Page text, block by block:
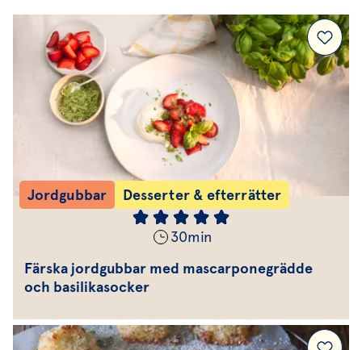
Jordgubbar Desserter & efterrätter
30min
Färska jordgubbar med mascarponegrädde
och basilikasocker